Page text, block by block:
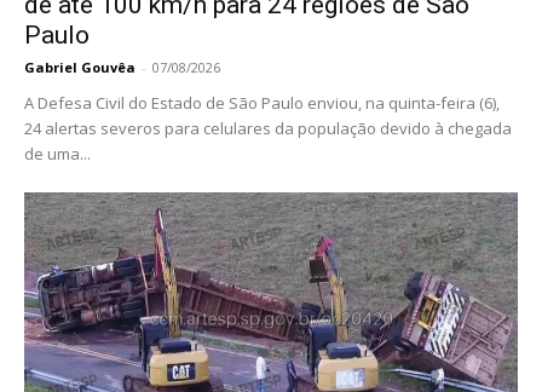
Paulo
Gabriel Gouvêa - 07/08/2026
A Defesa Civil do Estado de São Paulo enviou, na quinta-feira (6),
24 alertas severos para celulares da população devido à chegada
de uma...